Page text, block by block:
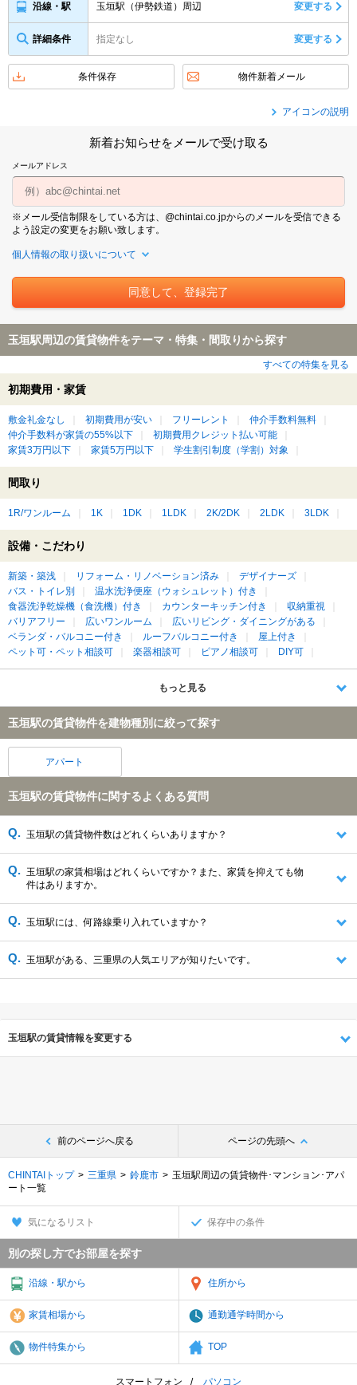
沿線・駅 玉垣駅（伊勢鉄道）周辺 変更する
詳細条件 指定なし 変更する
条件保存 物件新着メール
アイコンの説明
新着お知らせをメールで受け取る
メールアドレス
※メール受信制限をしている方は、@chintai.co.jpからのメールを受信できる
よう設定の変更をお願い致します。
個人情報の取り扱いについて
玉垣駅周辺の賃貸物件をテーマ・特集・間取りから探す
すべての特集を見る
初期費用・家賃
敷金礼金なし 初期費用が安い フリーレント
仲介手数料無料
仲介手数料が家賃の55%以下
初期費用クレジット払い可能
家賃3万円以下
家賃5万円以下 学生割引制度（学割）対象
間取り
1R/ワンルーム 1K 1DK 1LDK 2K/2DK 2LDK 3LDK
設備・こだわり
新築・築浅 リフォーム・リノベーション済み
デザイナーズ
バス・トイレ別
温水洗浄便座（ウォシュレット）付き
食器洗浄乾燥機（食洗機）付き
カウンターキッチン付き
収納重視
バリアフリー
広いワンルーム
広いリビング・ダイニングがある
ベランダ・バルコニー付き
ルーフバルコニー付き
屋上付き
ペット可・ペット相談可
楽器相談可 ピアノ相談可 DIY可
もっと見る
玉垣駅の賃貸物件を建物種別に絞って探す
アパート
玉垣駅の賃貸物件に関するよくある質問
玉垣駅の賃貸物件数はどれくらいありますか？
玉垣駅の家賃相場はどれくらいですか？また、家賃を抑えても物
件はありますか。
玉垣駅には、何路線乗り入れていますか？
玉垣駅がある、三重県の人気エリアが知りたいです。
玉垣駅の賃貸情報を変更する
前のページへ戻る ページの先頭へ
CHINTAIトップ 三重県 鈴鹿市
玉垣駅周辺の賃貸物件･マンション･アパ
ート一覧
気になるリスト 保存中の条件
別の探し方でお部屋を探す
沿線・駅から 住所から
家賃相場から 通勤通学時間から
物件特集から TOP
スマートフォン パソコン